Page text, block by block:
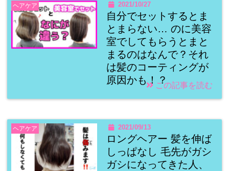
ヘアケア 2021/10/27
自分でセットするとま
とまらない… のに美容
室でしてもらうとまと
まるのはなんで？それ
は髪のコーティングが
原因かも！？この記事を読む
ヘアケア 2021/09/13
ロングヘアー 髪を伸ば
しっぱなし 毛先がガシ
ガシになってきた人、